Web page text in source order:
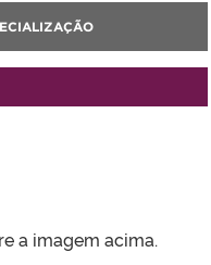
a imagem acima.